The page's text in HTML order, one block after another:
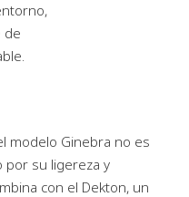
de
modelo Ginebra no es
por su ligereza y
con el Dekton, un